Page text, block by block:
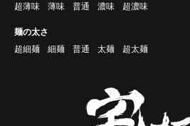
超薄味
薄味 普通 濃味 超濃味
麺の太さ
超細麺
細麺 普通 太麺 超太麺